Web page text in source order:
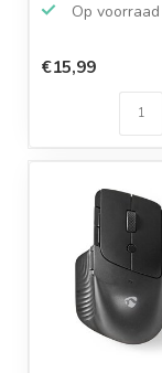
Op voorraad
€15,99